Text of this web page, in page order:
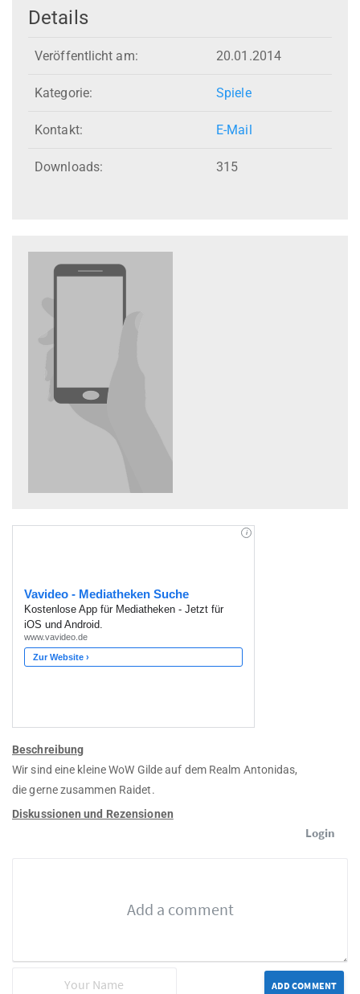
Details
Veröffentlicht am: 20.01.2014
Kategorie: Spiele
Kontakt: E-Mail
Downloads: 315
Beschreibung
Wir sind eine kleine WoW Gilde auf dem Realm Antonidas,
die gerne zusammen Raidet.
Diskussionen und Rezensionen
Login
ADD COMMENT